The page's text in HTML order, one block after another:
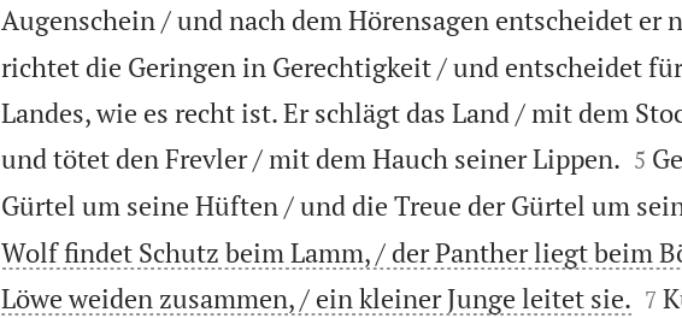
Augenschein / und nach dem Hörensagen entscheidet er
richtet die Geringen in Gerechtigkeit / und entscheidet
Landes, wie es recht ist. Er schlägt das Land / mit dem
und tötet den Frevler / mit dem Hauch seiner Lippen.
5
Gürtel um seine Hüften / und die Treue der Gürtel um
Wolf findet Schutz beim Lamm, / der Panther liegt beim
Löwe weiden zusammen, / ein kleiner Junge leitet sie.
7